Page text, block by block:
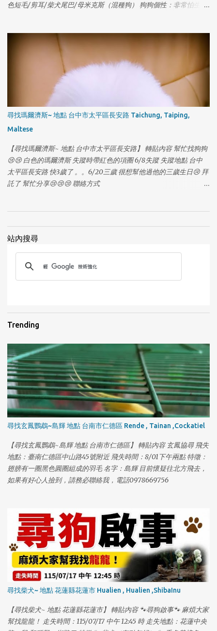
1
1
色短毛/剪耳/柴犬尾巴/母米克斯（混種狗） 狗狗個性：非常怕生、
讓她自己跑出門了，請大家幫忙注意是否有她的行蹤，希望皮皮可
以趕快回家...謝謝🙏！ [有晶片] #走失 #狗走失
尋找瑪爾濟斯~ 地點 台中市太平區長安路 Taichung, Taiping,
Maltese
【尋找瑪爾濟斯~ 地點 台中市太平區長安路】 轉貼內容 幫忙找狗狗
😢😢 白色的瑪爾濟斯 失蹤時帶紅色的項圈 6/8失蹤 失蹤地點 台中
太平區長安路 快3歲了 。。6/20三歲 很想幫他過他的三歲生日😢 拜
託了 幫忙分享😢😢😢 聯絡方式
站內搜尋
Trending
尋找玄鳳鸚鵡~島輝 地點 台南市仁德區 Rende , Tainan ,Cockatiel
【尋找玄鳳鸚鵡~島輝 地點 台南市仁德區】 轉貼內容 玄鳳協尋 飛失
地點：臺南仁德區中山路45號附近 飛失時間：8/01下午兩點 特徵：
翅膀有一圈黑色圓圈組成的羽毛 名字：島輝 目前懷疑往北方飛去，
如果有好心人撿到，請務必聯絡我，電話0978669756
尋找柴犬~ 地點 花蓮縣花蓮市 Hualien , Hualien ,ShibaInu
【尋找柴犬~ 地點 花蓮縣花蓮市】 轉貼內容 🐾尋狗啟事🐾 麻煩大家
幫找龍龍！ 走失時間：115/07/17 中午 12:45 時 走失地點：花蓮中央